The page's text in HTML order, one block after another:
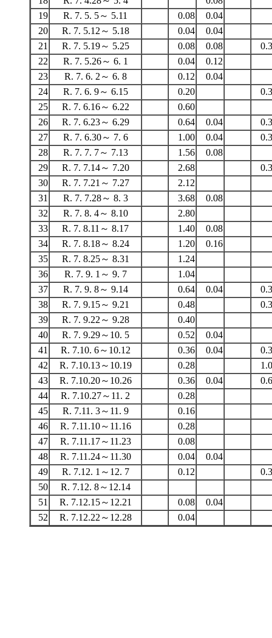
19
R. 7. 5. 5～ 5.11 0.08
0.04
20
R. 7. 5.12～ 5.18 0.04
0.04
21
R. 7. 5.19～ 5.25 0.08 0.08
22
R. 7. 5.26～ 6. 1 0.04
0.12
23
R. 7. 6. 2～ 6. 8 0.12
0.04
24
R. 7. 6. 9～ 6.15 0.20
25
R. 7. 6.16～ 6.22
0.60
26
R. 7. 6.23～ 6.29 0.64 0.04
27
R. 7. 6.30～ 7. 6 1.00 0.04
28
R. 7. 7. 7～ 7.13 1.56
0.08
29
R. 7. 7.14～ 7.20 2.68
30
R. 7. 7.21～ 7.27
2.12
31
R. 7. 7.28～ 8. 3 3.68
0.08
32
R. 7. 8. 4～ 8.10
2.80
33
R. 7. 8.11～ 8.17 1.40
0.08
34
R. 7. 8.18～ 8.24 1.20
0.16
35
R. 7. 8.25～ 8.31
1.24
36
R. 7. 9. 1～ 9. 7
1.04
37
R. 7. 9. 8～ 9.14 0.64 0.04
38
R. 7. 9.15～ 9.21 0.48
39
R. 7. 9.22～ 9.28
0.40
40
R. 7. 9.29～10. 5 0.52
0.04
41
R. 7.10. 6～10.12 0.36 0.04
42
R. 7.10.13～10.19 0.28
43
R. 7.10.20～10.26 0.36 0.04
44
R. 7.10.27～11. 2
0.28
45
R. 7.11. 3～11. 9
0.16
46
R. 7.11.10～11.16
0.28
47
R. 7.11.17～11.23
0.08
48
R. 7.11.24～11.30 0.04
0.04
49
R. 7.12. 1～12. 7 0.12
50
R. 7.12. 8～12.14
51
R. 7.12.15～12.21 0.08
0.04
52
R. 7.12.22～12.28 0.04